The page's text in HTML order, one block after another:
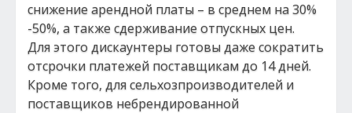
снижение арендной платы – в среднем на 30%
-50%, а также сдерживание отпускных цен.
Для этого дискаунтеры готовы даже сократить
отсрочки платежей поставщикам до 14 дней.
Кроме того, для сельхозпроизводителей и
поставщиков небрендированной